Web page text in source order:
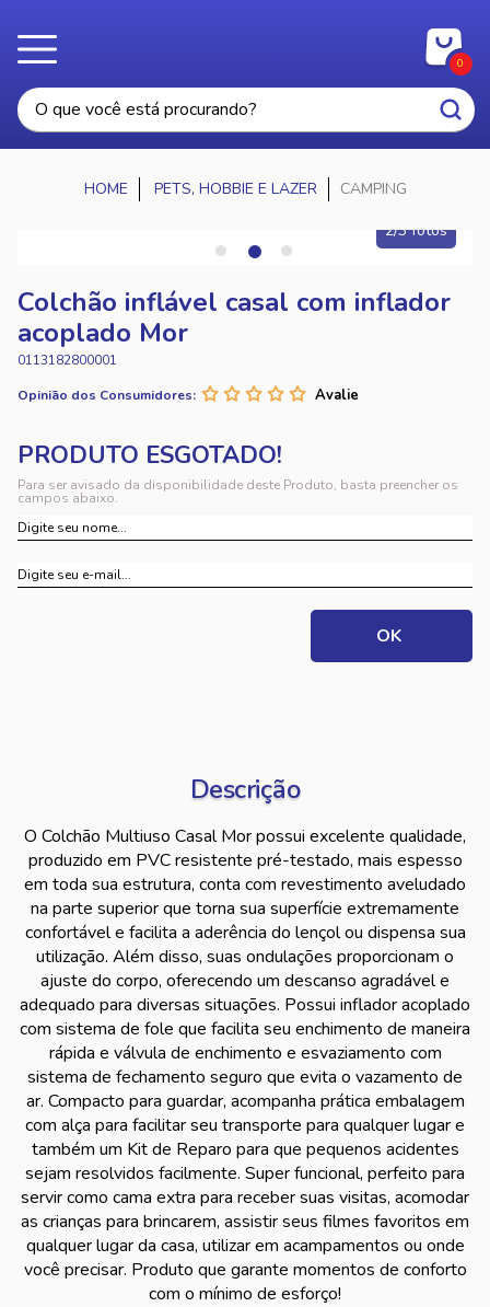
0
PETS, HOBBIE E LAZER
CAMPING
2/3 fotos
Colchão inflável casal com inflador
acoplado Mor
0113182800001
Opinião dos Consumidores:
Para ser avisado da disponibilidade deste Produto, basta preencher os
campos abaixo.
Descrição
O Colchão Multiuso Casal Mor possui excelente qualidade,
produzido em PVC resistente pré-testado, mais espesso
em toda sua estrutura, conta com revestimento aveludado
na parte superior que torna sua superfície extremamente
confortável e facilita a aderência do lençol ou dispensa sua
utilização. Além disso, suas ondulações proporcionam o
ajuste do corpo, oferecendo um descanso agradável e
adequado para diversas situações. Possui inflador acoplado
com sistema de fole que facilita seu enchimento de maneira
rápida e válvula de enchimento e esvaziamento com
sistema de fechamento seguro que evita o vazamento de
ar. Compacto para guardar, acompanha prática embalagem
com alça para facilitar seu transporte para qualquer lugar e
também um Kit de Reparo para que pequenos acidentes
sejam resolvidos facilmente. Super funcional, perfeito para
servir como cama extra para receber suas visitas, acomodar
as crianças para brincarem, assistir seus filmes favoritos em
qualquer lugar da casa, utilizar em acampamentos ou onde
você precisar. Produto que garante momentos de conforto
com o mínimo de esforço!